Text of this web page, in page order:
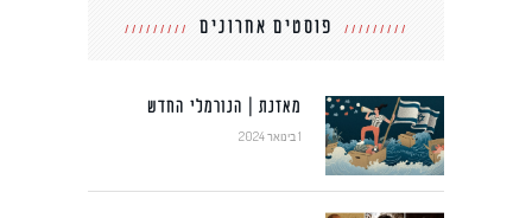
פוסטים אחרונים
מאזנת | הנורמלי החדש
1 בינואר 2024